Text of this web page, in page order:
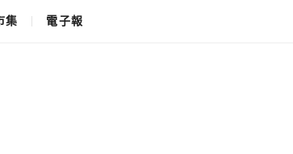
集 電子報